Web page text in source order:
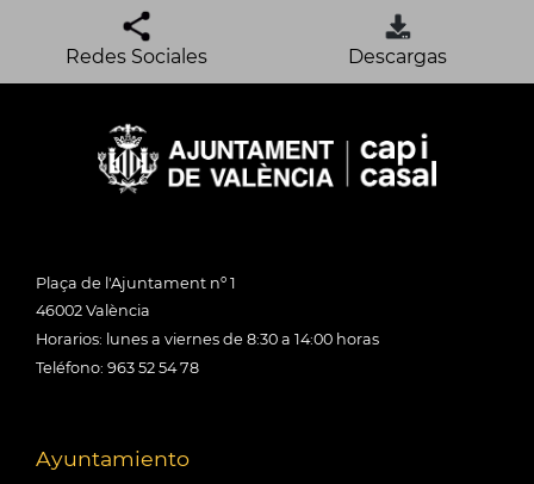
Redes Sociales Descargas
Plaça de l'Ajuntament nº 1
46002 València
Horarios: lunes a viernes de 8:30 a 14:00 horas
Teléfono: 963 52 54 78
Ayuntamiento